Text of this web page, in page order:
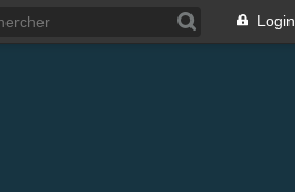
Login